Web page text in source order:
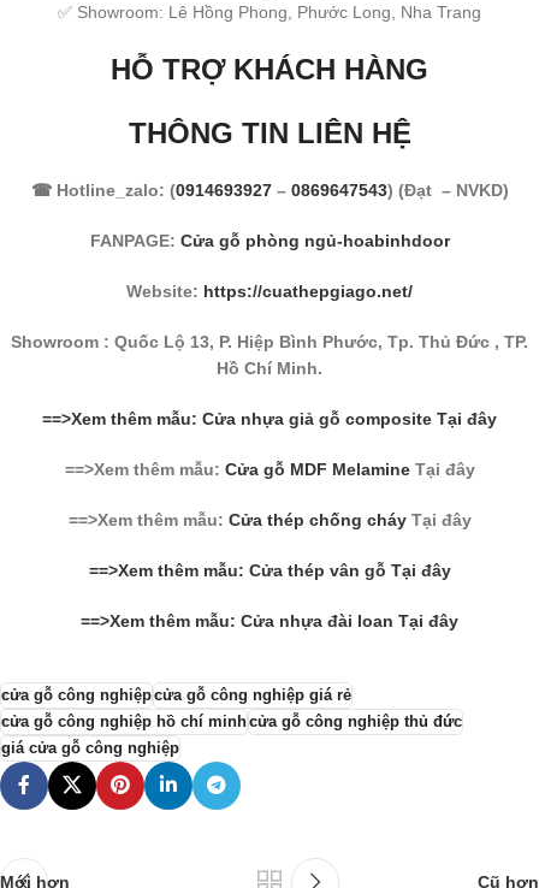
✅ Showroom: Lê Hồng Phong, Phước Long, Nha Trang
HỖ TRỢ KHÁCH HÀNG
THÔNG TIN LIÊN HỆ
☎ Hotline_zalo: (0914693927 – 0869647543) (Đạt – NVKD)
FANPAGE: Cửa gỗ phòng ngủ-hoabinhdoor
Website: https://cuathepgiago.net/
Showroom : Quốc Lộ 13, P. Hiệp Bình Phước, Tp. Thủ Đức , TP.
Hồ Chí Minh.
==>Xem thêm mẫu: Cửa nhựa giả gỗ composite Tại đây
==>Xem thêm mẫu: Cửa gỗ MDF MelamineTại đây
==>Xem thêm mẫu: Cửa thép chống cháyTại đây
==>Xem thêm mẫu: Cửa thép vân gỗ Tại đây
==>Xem thêm mẫu: Cửa nhựa đài loan Tại đây
cửa gỗ công nghiệpcửa gỗ công nghiệp giá rẻ
cửa gỗ công nghiệp hồ chí minhcửa gỗ công nghiệp thủ đức
giá cửa gỗ công nghiệp
Mới hơn Cũ hơn